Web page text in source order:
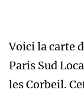
Voici la carte
Paris Sud
les Corbeil.